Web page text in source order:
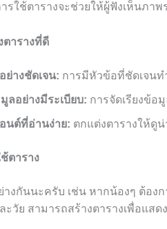
รใช้ตารางจะช่วยให้ผู้ฟังเห็นภา
ตารางที่ดี
ย่างชัดเจน: การมีหัวข้อที่ชัดเจนท
ลอย่างมีระเบียบ: การจัดเรียงข้อ
นต์ที่อ่านง่าย: ตกแต่งตารางให้ดู
ตาราง
างกันนะครับ เช่น หากน้องๆ ต้อง
วัย สามารถสร้างตารางเพื่อแสด